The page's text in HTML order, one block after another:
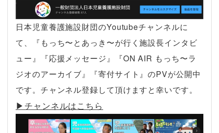
日本児童養護施設財団のYoutubeチャンネルに
て、『もっち〜とあっき〜が行く施設長インタビ
ュー』『応援メッセージ』『ON AIR もっち〜ラ
ジオのアーカイブ』『寄付サイト』のPVが公開中
です。チャンネル登録して頂けますと幸いです。
▶︎チャンネルはこちら